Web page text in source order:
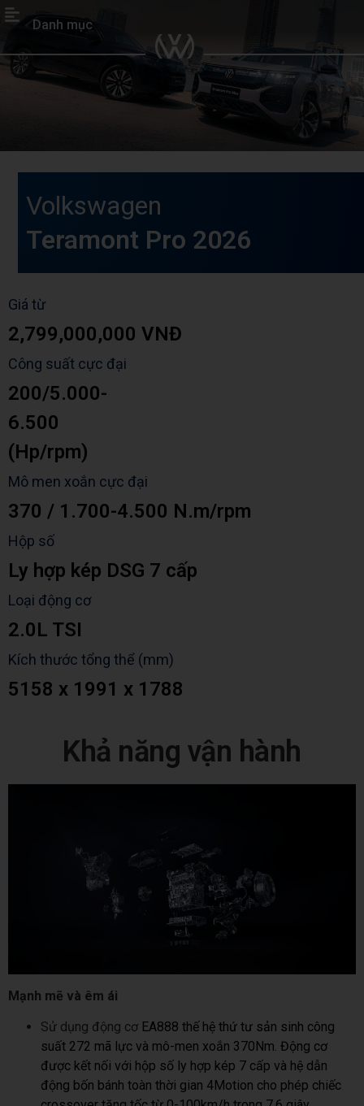
Danh mục
Volkswagen
Teramont Pro 2026
Giá từ
2,799,000,000 VNĐ
Công suất cực đại
200/5.000-
6.500
(Hp/rpm)
Mô men xoắn cực đại
370 / 1.700-4.500 N.m/rpm
Hộp số
Ly hợp kép DSG 7 cấp
Loại động cơ
2.0L TSI
Kích thước tổng thể (mm)
5158 x 1991 x 1788
Khả năng vận hành
Mạnh mẽ và êm ái
Sử dụng động cơ EA888 thế hệ thứ tư sản sinh công
suất 272 mã lực và mô-men xoắn 370Nm. Động cơ
được kết nối với hộp số ly hợp kép 7 cấp và hệ dẫn
động bốn bánh toàn thời gian 4Motion cho phép chiếc